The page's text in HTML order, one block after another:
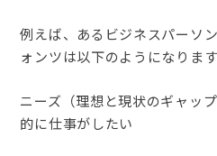
例えば、あるビジネスパーソ
ォンツは以下のようになります
ニーズ（理想と現状のギャッ
的に仕事がしたい